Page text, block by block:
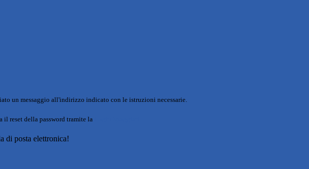
un messaggio all'indirizzo indicato con le istruzioni necessarie.
il reset della password tramite la
di posta elettronica!